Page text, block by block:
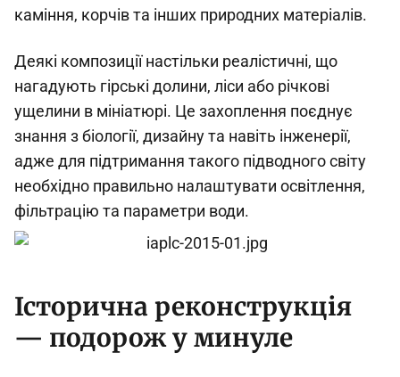
каміння, корчів та інших природних матеріалів.
Деякі композиції настільки реалістичні, що
нагадують гірські долини, ліси або річкові
ущелини в мініатюрі. Це захоплення поєднує
знання з біології, дизайну та навіть інженерії,
адже для підтримання такого підводного світу
необхідно правильно налаштувати освітлення,
фільтрацію та параметри води.
Історична реконструкція
— подорож у минуле